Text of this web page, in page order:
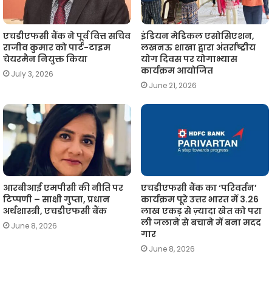
एचडीएफसी बैंक ने पूर्व वित्त सचिव
राजीव कुमार को पार्ट-टाइम
चेयरमैन नियुक्त किया
July 3, 2026
इंडियन मेडिकल एसोसिएशन,
लखनऊ शाखा द्वारा अंतर्राष्ट्रीय
योग दिवस पर योगाभ्यास
कार्यक्रम आयोजित
June 21, 2026
आरबीआई एमपीसी की नीति पर
टिप्पणी – साक्षी गुप्ता, प्रधान
अर्थशास्त्री, एचडीएफसी बैंक
June 8, 2026
एचडीएफसी बैंक का ‘परिवर्तन’
कार्यक्रम पूरे उत्तर भारत में 3.26
लाख एकड़ से ज़्यादा खेत को परा
ली जलाने से बचाने में बना मदद
गार
June 8, 2026